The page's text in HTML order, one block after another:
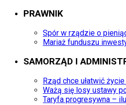
PRAWNIK
Spór w rządzie o
Mariaż funduszu
SAMORZĄD I
Rząd chce ułatwić
Ważą się losy ustawy
Taryfa progresywna –